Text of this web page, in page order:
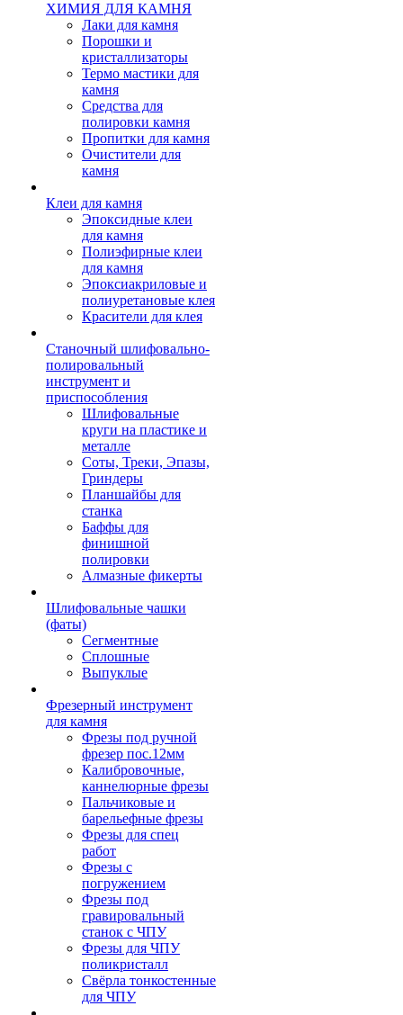
ХИМИЯ ДЛЯ КАМНЯ
Лаки для камня
Порошки и
кристаллизаторы
Термо мастики для
камня
Средства для
полировки камня
Пропитки для камня
Очистители для
камня
Клеи для камня
Эпоксидные клеи
для камня
Полиэфирные клеи
для камня
Эпоксиакриловые и
полиуретановые клея
Красители для клея
Станочный шлифовально-
полировальный
инструмент и
приспособления
Шлифовальные
круги на пластике и
металле
Соты, Треки, Эпазы,
Гриндеры
Планшайбы для
станка
Баффы для
финишной
полировки
Алмазные фикерты
Шлифовальные чашки
(фаты)
Сегментные
Сплошные
Выпуклые
Фрезерный инструмент
для камня
Фрезы под ручной
фрезер пос.12мм
Калибровочные,
каннелюрные фрезы
Пальчиковые и
барельефные фрезы
Фрезы для спец
работ
Фрезы с
погружением
Фрезы под
гравировальный
станок с ЧПУ
Фрезы для ЧПУ
поликристалл
Свёрла тонкостенные
для ЧПУ